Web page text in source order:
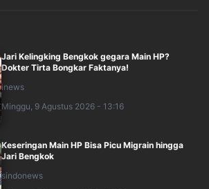
Jari Kelingking Bengkok gegara Main HP?
Dokter Tirta Bongkar Faktanya!
inews
Minggu, 9 Agustus 2026 - 13:16
Keseringan Main HP Bisa Picu Migrain hingga
Jari Bengkok
sindonews